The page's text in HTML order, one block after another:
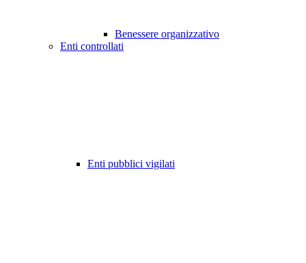
Benessere organizzativo
Enti controllati
Enti pubblici vigilati